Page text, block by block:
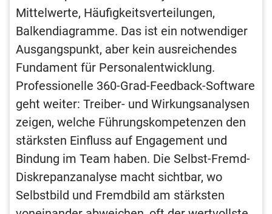
Mittelwerte, Häufigkeitsverteilungen,
Balkendiagramme. Das ist ein notwendiger
Ausgangspunkt, aber kein ausreichendes
Fundament für Personalentwicklung.
Professionelle 360-Grad-Feedback-Software
geht weiter: Treiber- und Wirkungsanalysen
zeigen, welche Führungskompetenzen den
stärksten Einfluss auf Engagement und
Bindung im Team haben. Die Selbst-Fremd-
Diskrepanzanalyse macht sichtbar, wo
Selbstbild und Fremdbild am stärksten